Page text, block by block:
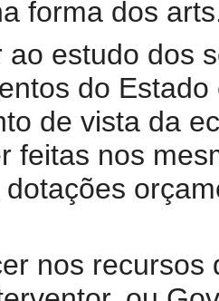
forma dos
ao estudo dos
do
de vista da
feitas nos
nos recursos